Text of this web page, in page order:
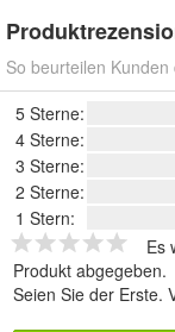
So beurteilen
5 Sterne:
4 Sterne:
3 Sterne:
2 Sterne:
1 Stern:
Es
Produkt abgegeben.
Seien Sie der Erste.